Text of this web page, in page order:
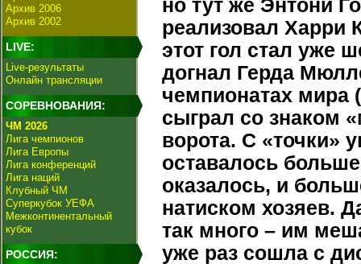
Архив 2006
Архив 2002
LIVE:
Live-результаты
Онлайн трансляции
СОРЕВНОВАНИЯ:
ЧМ 2026
Лига чемпионов
Лига Европы
Лига конференций
Лига наций
Клубный ЧМ
Суперкубок УЕФА
Межконтинентальный
кубок
РОССИЯ:
но тут же Энтони
реализовал Харри
этот гол стал уже
догнал Герда
чемпионатах мира
сыграл со знаком
ворота. С «точки»
оставалось
оказалось, и
натиском хозяев.
так много – им
уже раз сошла с